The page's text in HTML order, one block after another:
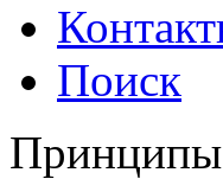
Поиск
Принципы